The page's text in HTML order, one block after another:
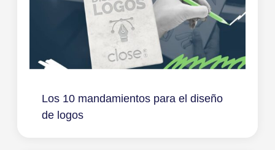
Los 10 mandamientos para el diseño
de logos